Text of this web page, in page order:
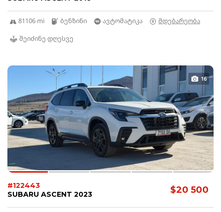
81106 mi ბენზინი ავტომატიკა
მდებარეობა
შეიძინე დღესვე
16
$20 500
#122443
SUBARU ASCENT 2023